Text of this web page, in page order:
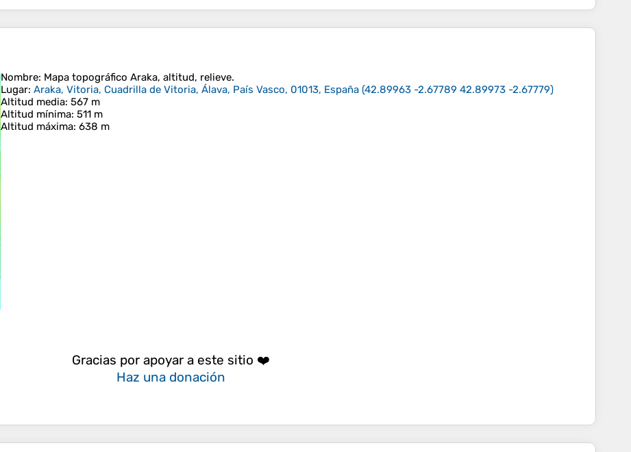
Nombre: Mapa topográfico Araka, altitud, relieve.
Lugar: Araka, Vitoria, Cuadrilla de Vitoria, Álava, País Vasco, 01013, España (42.89963 -2.67789 42.89973 -2.67779)
Altitud media: 567 m
Altitud mínima: 511 m
Altitud máxima: 638 m
Gracias por apoyar a este sitio ❤️
Haz una donación